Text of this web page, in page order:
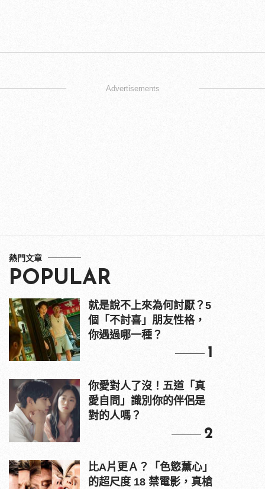
Advertisements
熱門文章
POPULAR
就是說不上來為何討厭？5
個「不討喜」朋友性格，
你遇過哪一種？
1
你愛對人了沒！五道「真
愛自問」識別你的伴侶是
對的人嗎？
2
比A片更Ａ？「色慾薰心」
的超尺度 18 禁電影，真槍